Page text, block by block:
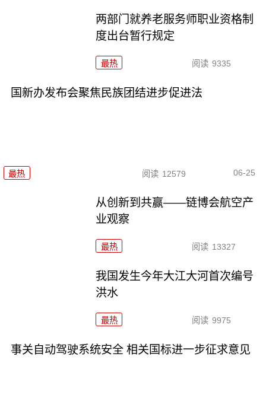
两部门就养老服务师职业资格制
度出台暂行规定
最热 阅读 9335
国新办发布会聚焦民族团结进步促进法
最热 阅读 12579 06-25
从创新到共赢——链博会航空产
业观察
最热 阅读 13327
我国发生今年大江大河首次编号
洪水
最热 阅读 9975
事关自动驾驶系统安全 相关国标进一步征求意见